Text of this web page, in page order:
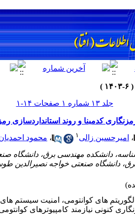
جلد ۱۳ شماره ۱ صفحات ۱۴-۱
کدمبنا و روند استانداردسازی
، امیرحسین زالی ۱ ، محمود
الگوریتم های کوانتومی، امنیت
کنونی نیازمند کامپیوترهای